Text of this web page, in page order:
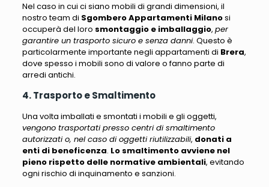
Nel caso in cui ci siano mobili di grandi dimensioni, il
nostro team di Sgombero Appartamenti Milanosi
occuperà del loro smontaggio e imballaggio, per
garantire un trasporto sicuro e senza danni. Questo è
particolarmente importante negli appartamenti di Brera,
dove spesso i mobili sono di valore o fanno parte di
arredi antichi.
4. Trasporto e Smaltimento
Una volta imballati e smontati i mobili e gli oggetti,
vengono trasportati presso centri di smaltimento
autorizzati o, nel caso di oggetti riutilizzabili, donati a
enti di beneficenza. Lo smaltimento avviene nel
pieno rispetto delle normative ambientali, evitando
ogni rischio di inquinamento e sanzioni.